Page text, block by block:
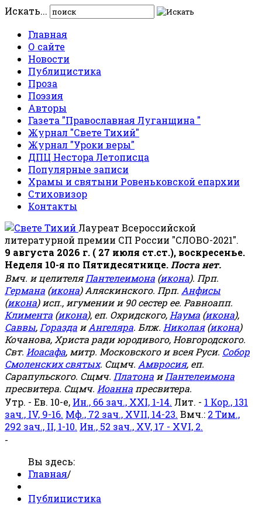
Искать...
Главная
О сайте
Новости
Публицистика
Проза
Поэзия
Авторы
Газета "Православная Луганщина "
Журнал "Свете Тихий"
Журнал "Уроки веры"
ДПЦ Нестора Летописца
Популярные записи
Храмы и святыни Ровеньковской епархии
Стиховизор
Контакты
Лауреат Всероссийской
литературной премии СП России "СЛОВО-2021".
9 августа 2026 г. ( 27 июля ст.ст.), воскресенье.
Неделя 10-я по Пятидесятнице. Поста нет.
Вмч. и целителяПантелеимона (икона). Прп.
Германа (икона) Аляскинского. Прп. Анфисы
(икона) исп., игумении и 90 сестер ее. Равноапп.
Климента (икона), еп. Охридского, Наума (икона),
Саввы, Горазда иАнгеляра. Блж. Николая(икона)
Кочанова, Христа ради юродивого, Новгородского.
Свт. Иоасафа, митр. Московского и всея Руси. Собор
Смоленских святых. Сщмч. Амвросия, еп.
Сарапульского. Сщмч. Платона иПантелеимона
пресвитера. Сщмч. Иоанна пресвитера.
Утр. - Ев. 10-е, Ин., 66 зач., XXI, 1-14. Лит. - 1 Кор., 131
зач., IV, 9-16. Мф., 72 зач., XVII, 14-23. Вмч.: 2 Тим.,
292 зач., II, 1-10. Ин., 52 зач., XV, 17 - XVI, 2.
-
Вы здесь:
Главная/
Публицистика